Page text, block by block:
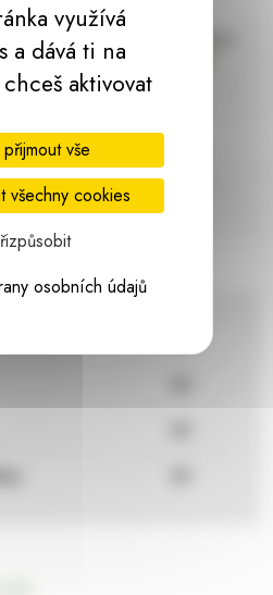
Vše máme skladem
Ihned k odeslání
kontrolou
Vždy bezpečně
zabaleno
využívá
a dává ti na
aktivovat
vše
všechny cookies
osobních údajů